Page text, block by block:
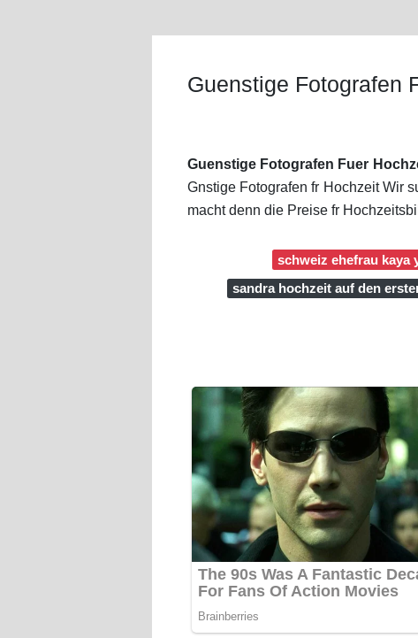
Guenstige Fotografen
Guenstige Fotografen Fuer
Gnstige Fotografen fr Hochzeit Wir
macht denn die Preise fr
schweiz ehefrau kaya
sandra hochzeit auf den